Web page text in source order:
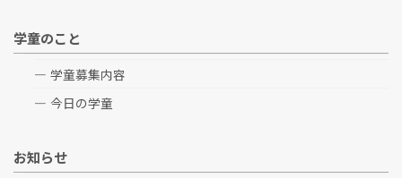
学童のこと
学童募集内容
今日の学童
お知らせ